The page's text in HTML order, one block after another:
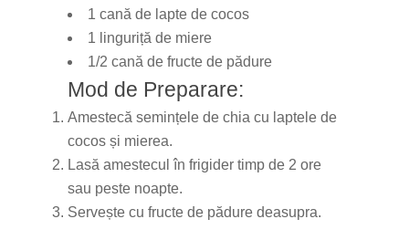
1 cană de lapte de cocos
1 linguriță de miere
1/2 cană de fructe de pădure
Mod de Preparare:
Amestecă semințele de chia cu laptele de
cocos și mierea.
Lasă amestecul în frigider timp de 2 ore
sau peste noapte.
Servește cu fructe de pădure deasupra.